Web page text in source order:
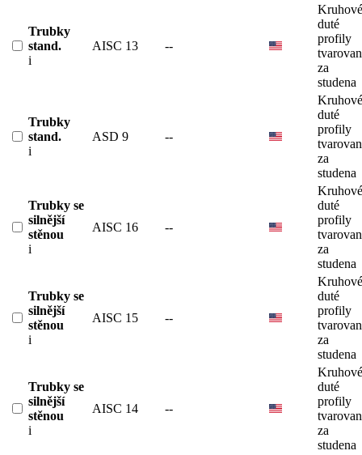
Trubky
stand.
i
AISC 13 --
Kruhové
duté
profily
za
studena
Trubky
stand.
i
ASD 9 --
Kruhové
duté
profily
za
studena
Trubky se
silnější
stěnou
i
AISC 16 --
Kruhové
duté
profily
za
studena
Trubky se
silnější
stěnou
i
AISC 15 --
Kruhové
duté
profily
za
studena
Trubky se
silnější
stěnou
i
AISC 14 --
Kruhové
duté
profily
za
studena